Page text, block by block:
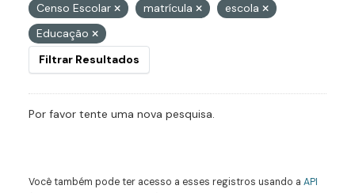
Censo Escolar
matrícula
escola
Educação
Filtrar Resultados
Por favor tente uma nova pesquisa.
Você também pode ter acesso a esses registros usando a API